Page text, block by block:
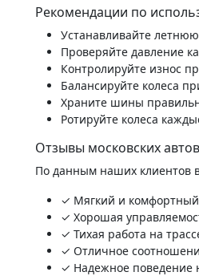
Рекомендации по
Устанавливайте
Проверяйте давление
Контролируйте износ
Балансируйте колеса
Храните шины
Ротируйте колеса
Отзывы московских
По данным наших клиентов
✓ Мягкий и комфортный
✓ Хорошая
✓ Тихая работа на
✓ Отличное
✓ Надежное поведение